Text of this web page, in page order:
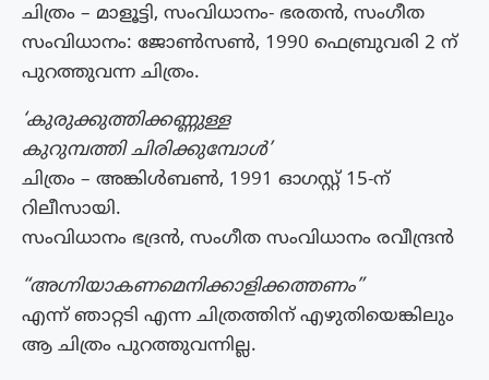
ചിത്രം – മാളൂട്ടി, സംവിധാനം- ഭരതൻ, സംഗീത
സംവിധാനം: ജോൺസൺ, 1990 ഫെബ്രുവരി 2 ന്
പുറത്തുവന്ന ചിത്രം.
‘കുരുക്കുത്തിക്കണ്ണുള്ള
കുറുമ്പത്തി ചിരിക്കുമ്പോൾ’
ചിത്രം – അങ്കിൾബൺ, 1991 ഓഗസ്റ്റ് 15-ന്
റിലീസായി.
സംവിധാനം ഭദ്രൻ, സംഗീത സംവിധാനം രവീന്ദ്രൻ
“അഗ്നിയാകണമെനിക്കാളിക്കത്തണം”
എന്ന് ഞാറ്റടി എന്ന ചിത്രത്തിന് എഴുതിയെങ്കിലും
ആ ചിത്രം പുറത്തുവന്നില്ല.